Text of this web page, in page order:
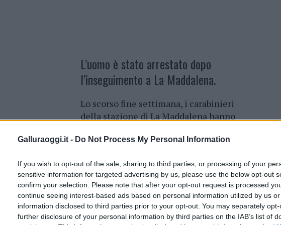
Galluraoggi.it - Do Not Process My Personal Information
If you wish to opt-out of the sale, sharing to third parties, or processing of your
sensitive information for targeted advertising by us, please use the below opt-out
confirm your selection. Please note that after your opt-out request is processed
continue seeing interest-based ads based on personal information utilized by us
information disclosed to third parties prior to your opt-out. You may separately
further disclosure of your personal information by third parties on the IAB’s list of
L’uomo è stato arrestato dopo
l’inseguimento a La Maddalena.
Lo scorso fine settimana, i carabinieri
della stazione di La Maddalena hanno
uomo di 49 anni,di origine rumena, già
In particolare, un militare della
stazione, libero dal servizio, è stato
allertato dal personale di una
centro cittadino, in cui si era appena perpetrato un furto.